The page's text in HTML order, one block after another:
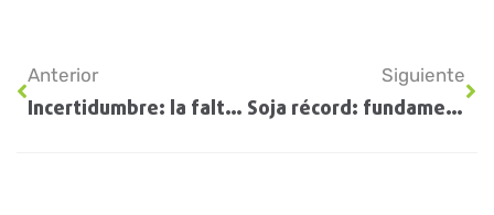
Anterior
Incertidumbre: la falta de dólares pone en riesgo el abastecimiento de fertilizantes
Siguiente
Soja récord: fundamentals de la hoja de balance